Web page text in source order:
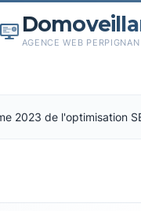
AGENCE WEB PERPIGNAN
2023 de l'optimisation